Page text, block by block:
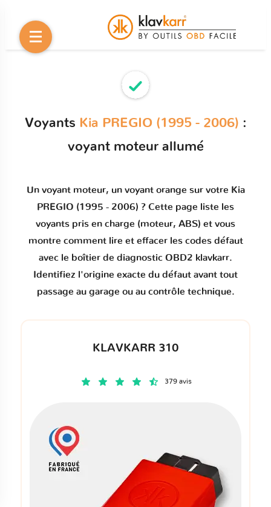
Voyants Kia PREGIO (1995 - 2006) :
voyant moteur allumé
Un voyant moteur, un voyant orange sur votre Kia
PREGIO (1995 - 2006) ? Cette page liste les
voyants pris en charge (moteur, ABS) et vous
montre comment lire et effacer les codes défaut
avec le boîtier de diagnostic OBD2 klavkarr.
Identifiez l'origine exacte du défaut avant tout
passage au garage ou au contrôle technique.
KLAVKARR 310
379 avis